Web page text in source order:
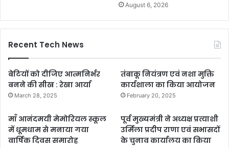
August 6, 2026
Recent Tech News
बेटियों को दीजिए आत्मनिर्भर
बनने की सीख : रेखा आर्या
March 28, 2025
तंबाकू नियंत्रण एवं नशा मुक्ति
कार्यशाला का किया आयोजन
February 20, 2025
माँ आनंदमयी मेमोरियल स्कूल
में धूमधाम से मनाया गया
वार्षिक दिवस समारोह
पूर्व मुख्यमंत्री ने अध्यक्ष प्रत्याशी
उर्मिला प्रदीप राणा एवं सभासदों
के चुनाव कार्यालय का किया